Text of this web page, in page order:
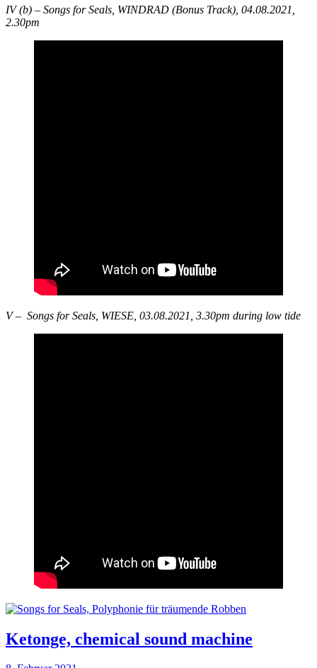
IV (b) – Songs for Seals, WINDRAD (Bonus Track), 04.08.2021,
2.30pm
V – Songs for Seals, WIESE, 03.08.2021, 3.30pm during low tide
Ketonge, chemical sound machine